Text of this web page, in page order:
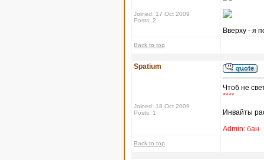
Joined: 17 Oct 2009
Posts: 2
Вверху - я
Back to top
Spatium
Joined: 18 Oct 2009
Posts: 1
Чтоб не
****
Инвайты
Admin: бан
Back to top